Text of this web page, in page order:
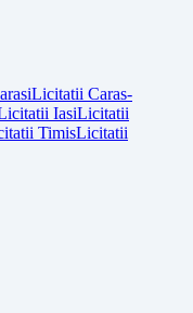
Licitatii Caras-
IasiLicitatii
TimisLicitatii